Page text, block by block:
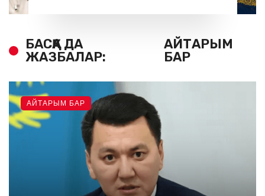
БАСҚА ДА
ЖАЗБАЛАР:
АЙТАРЫМ
БАР
АЙТАРЫМ БАР